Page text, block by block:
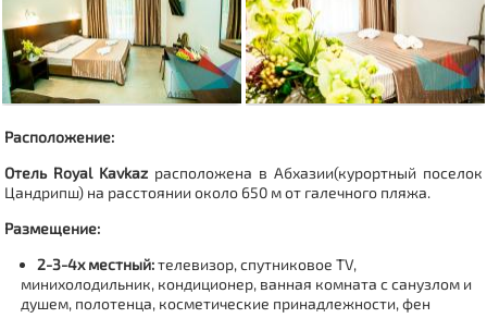
Расположение:
Отель Royal Kavkaz расположена в Абхазии(курортный поселок
Цандрипш) на расстоянии около 650 м от галечного пляжа.
Размещение:
2-3-4х местный:телевизор, спутниковое TV,
минихолодильник, кондиционер, ванная комната с санузлом и
душем, полотенца, косметические принадлежности, фен